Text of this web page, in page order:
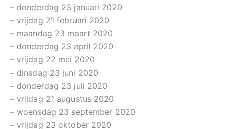
– donderdag 23 januari 2020
– vrijdag 21 februari 2020
– maandag 23 maart 2020
– donderdag 23 april 2020
– vrijdag 22 mei 2020
– dinsdag 23 juni 2020
– donderdag 23 juli 2020
– vrijdag 21 augustus 2020
– woensdag 23 september 2020
– vrijdag 23 oktober 2020